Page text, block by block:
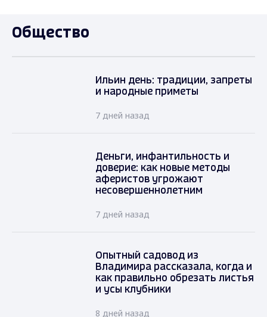
Общество
Ильин день: традиции, запреты
и народные приметы
7 дней назад
Деньги, инфантильность и
доверие: как новые методы
аферистов угрожают
несовершеннолетним
7 дней назад
Опытный садовод из
Владимира рассказала, когда и
как правильно обрезать листья
и усы клубники
8 дней назад